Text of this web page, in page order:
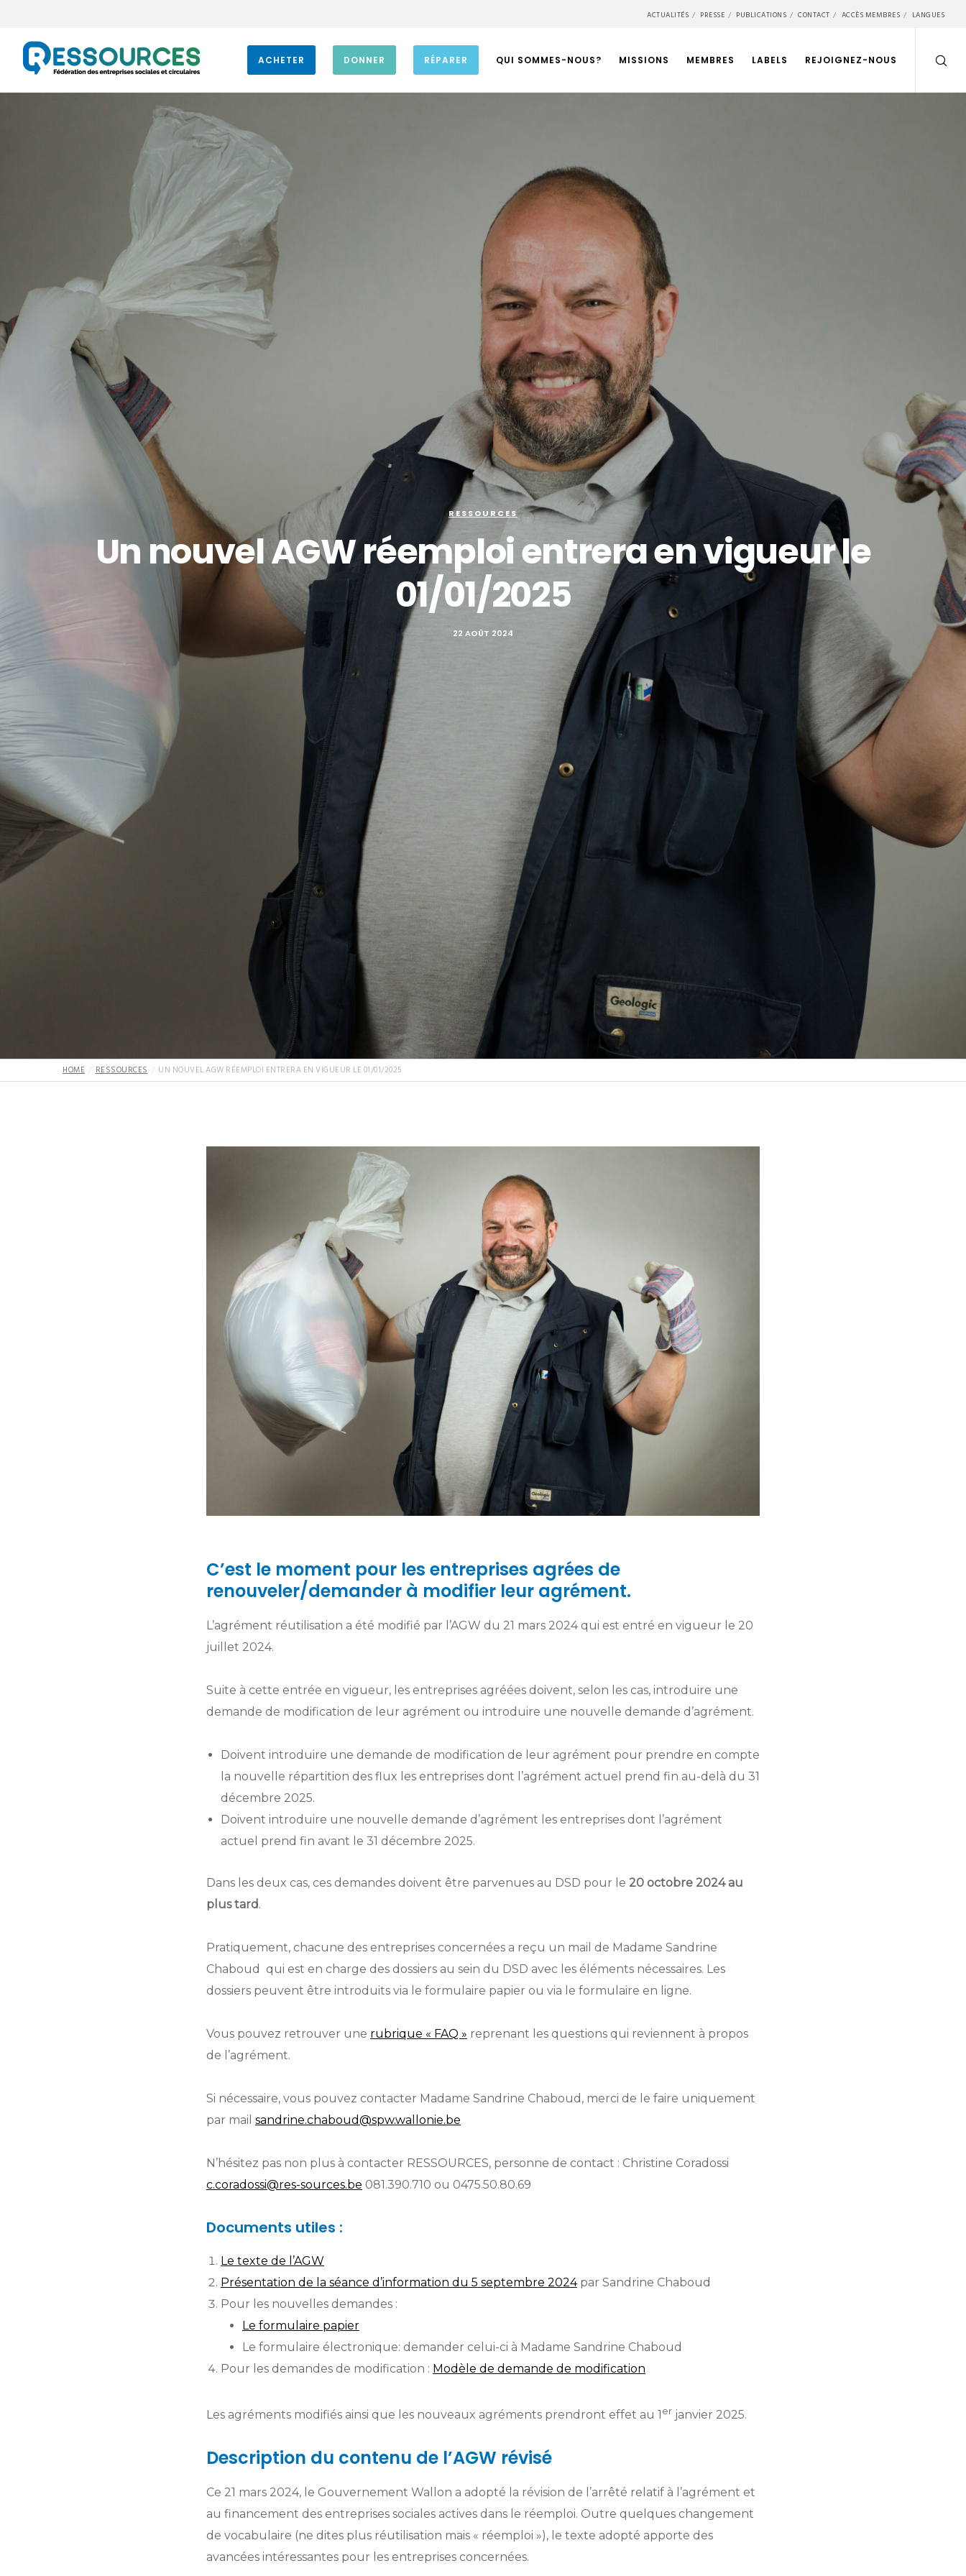
ACTUALITÉS PRESSE PUBLICATIONS CONTACT ACCÈS MEMBRES LANGUES
ACHETER DONNER RÉPARER QUI SOMMES-NOUS? MISSIONS MEMBRES LABELS REJOIGNEZ-NOUS
RESSOURCES
Un nouvel AGW réemploi entrera en vigueur le
01/01/2025
22 AOÛT 2024
HOME RESSOURCES UN NOUVEL AGW RÉEMPLOI ENTRERA EN VIGUEUR LE 01/01/2025
C’est le moment pour les entreprises agrées de
renouveler/demander à modifier leur agrément.
L’agrément réutilisation a été modifié par l’AGW du 21 mars 2024 qui est entré en vigueur le 20
juillet 2024.
Suite à cette entrée en vigueur, les entreprises agréées doivent, selon les cas, introduire une
demande de modification de leur agrément ou introduire une nouvelle demande d’agrément.
Doivent introduire une demande de modification de leur agrément pour prendre en compte
la nouvelle répartition des flux les entreprises dont l’agrément actuel prend fin au-delà du 31
décembre 2025.
Doivent introduire une nouvelle demande d’agrément les entreprises dont l’agrément
actuel prend fin avant le 31 décembre 2025.
Dans les deux cas, ces demandes doivent être parvenues au DSD pour le 20 octobre 2024 au
plus tard.
Pratiquement, chacune des entreprises concernées a reçu un mail de Madame Sandrine
Chaboud qui est en charge des dossiers au sein du DSD avec les éléments nécessaires. Les
dossiers peuvent être introduits via le formulaire papier ou via le formulaire en ligne.
Vous pouvez retrouver une rubrique « FAQ » reprenant les questions qui reviennent à propos
de l’agrément.
Si nécessaire, vous pouvez contacter Madame Sandrine Chaboud, merci de le faire uniquement
par mail sandrine.chaboud@spw.wallonie.be
N’hésitez pas non plus à contacter RESSOURCES, personne de contact : Christine Coradossi
c.coradossi@res-sources.be 081.390.710 ou 0475.50.80.69
Documents utiles :
Le texte de l’AGW
Présentation de la séance d’information du 5 septembre 2024par Sandrine Chaboud
Pour les nouvelles demandes :
Le formulaire papier
Le formulaire électronique: demander celui-ci à Madame Sandrine Chaboud
Pour les demandes de modification : Modèle de demande de modification
Les agréments modifiés ainsi que les nouveaux agréments prendront effet au 1er janvier 2025.
Description du contenu de l’AGW révisé
Ce 21 mars 2024, le Gouvernement Wallon a adopté la révision de l’arrêté relatif à l’agrément et
au financement des entreprises sociales actives dans le réemploi. Outre quelques changement
de vocabulaire (ne dites plus réutilisation mais « réemploi »), le texte adopté apporte des
avancées intéressantes pour les entreprises concernées.